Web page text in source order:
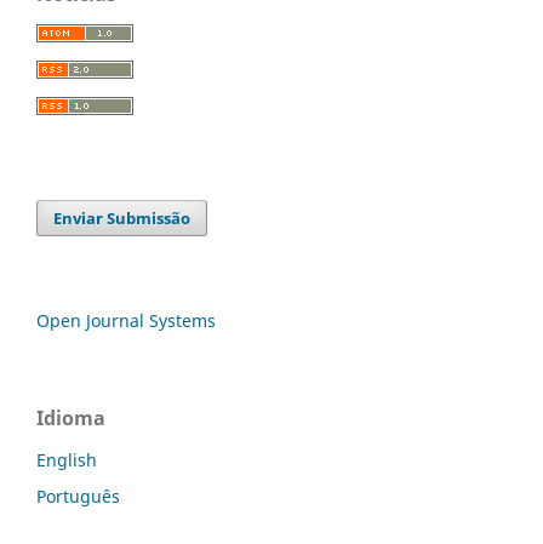
Enviar Submissão
Open Journal Systems
Idioma
English
Português